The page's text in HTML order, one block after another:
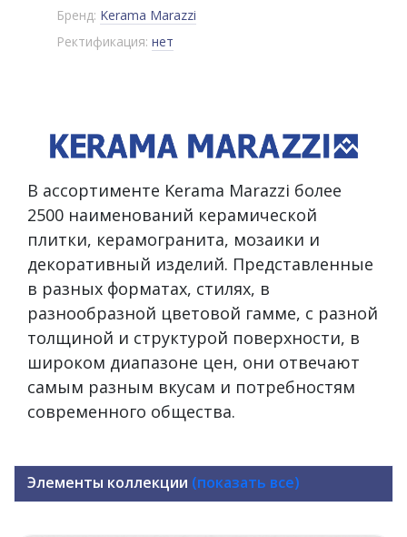
Бренд: Kerama Marazzi
Ректификация: нет
В ассортименте Kerama Marazzi более
2500 наименований керамической
плитки, керамогранита, мозаики и
декоративный изделий. Представленные
в разных форматах, стилях, в
разнообразной цветовой гамме, с разной
толщиной и структурой поверхности, в
широком диапазоне цен, они отвечают
самым разным вкусам и потребностям
современного общества.
Элементы коллекции (показать все)